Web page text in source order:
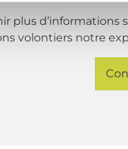
plus
volontiers notre